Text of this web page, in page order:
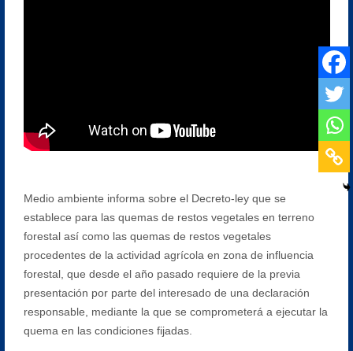
Medio ambiente informa sobre el Decreto-ley que se
establece para las quemas de restos vegetales en terreno
forestal así como las quemas de restos vegetales
procedentes de la actividad agrícola en zona de influencia
forestal, que desde el año pasado requiere de la previa
presentación por parte del interesado de una declaración
responsable, mediante la que se comprometerá a ejecutar la
quema en las condiciones fijadas.